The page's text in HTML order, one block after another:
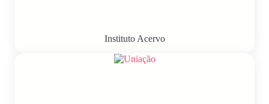
Instituto Acervo